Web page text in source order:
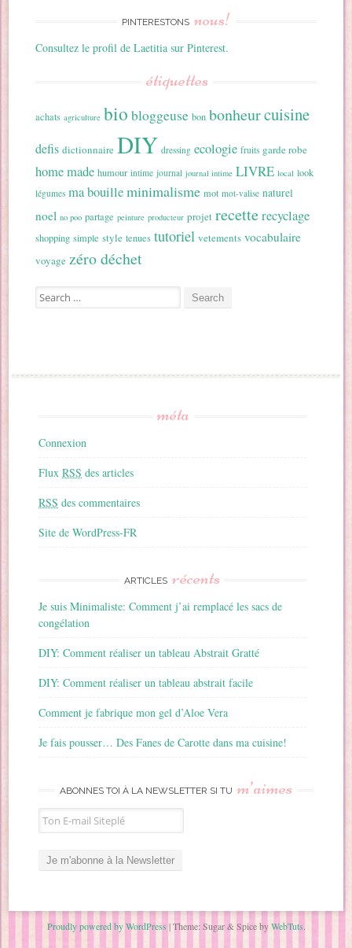
PINTERESTONS nous!
Consultez le profil de Laetitia sur Pinterest.
étiquettes
achats agriculture bio bloggeuse bon bonheurcuisine
defis dictionnaire DIY dressing ecologie fruits garde robe
home made humour intime journal journal intime LIVRE local look
légumes ma bouilleminimalisme mot mot-valise naturel
noel no poo partage peinture producteur projet recetterecyclage
shopping simple style tenues tutoriel vetements vocabulaire
voyage zéro déchet
Search for:
méta
Connexion
FluxRSS des articles
RSS des commentaires
Site de WordPress-FR
ARTICLES récents
Je suis Minimaliste: Comment j’ai remplacé les sacs de
congélation
DIY: Comment réaliser un tableau Abstrait Gratté
DIY: Comment réaliser un tableau abstrait facile
Comment je fabrique mon gel d’Aloe Vera
Je fais pousser… Des Fanes de Carotte dans ma cuisine!
ABONNES TOI À LA NEWSLETTER SI TU m’aimes
Proudly powered by WordPress |Theme: Sugar & Spice byWebTuts.